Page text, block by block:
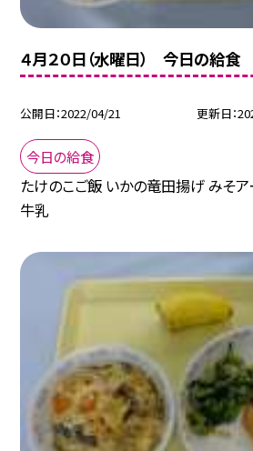
４月２０日（水曜日） 今日の給食
公開日 2022/04/21 更新日
今日の給食
たけのこご飯 いかの竜田揚げ みそ
牛乳